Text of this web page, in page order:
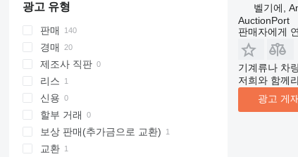
광고 유형
판매
경매
제조사 직판
리스
신용
할부 거래
보상 판매(추가금으로 교환)
교환
벨기에,
AuctionPort
판매자에게
기계류나 차
저희와 함께
광고 게재